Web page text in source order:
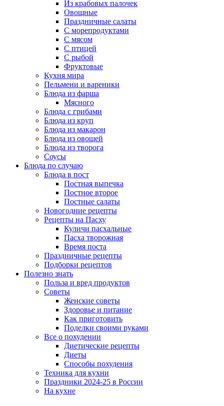
Из крабовых палочек
Овощные
Праздничные салаты
С морепродуктами
С мясом
С птицей
С рыбой
Фруктовые
Кухня мира
Пельмени и вареники
Блюда из фарша
Мясного
Блюда с грибами
Блюда из круп
Блюда из макарон
Блюда из овощей
Блюда из творога
Соусы
Блюда по случаю
Блюда в пост
Постная выпечка
Постное второе
Постные салаты
Новогодние рецепты
Рецепты на Пасху
Куличи пасхальные
Пасха творожная
Время поста
Праздничные рецепты
Подборки рецептов
Полезно знать
Польза и вред продуктов
Советы
Женские советы
Здоровье и питание
Как приготовить
Поделки своими руками
Все о похудении
Диетические рецепты
Диеты
Способы похудения
Техника для кухни
Праздники 2024-25 в России
На кухне